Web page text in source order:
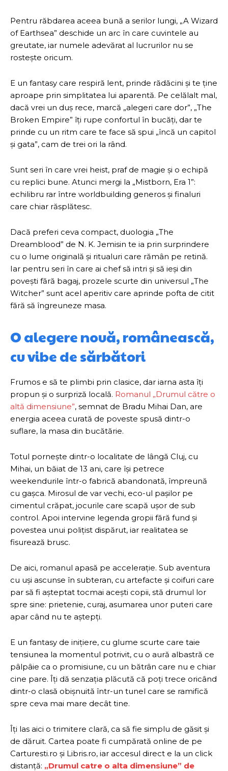
Pentru răbdarea aceea bună a serilor lungi, „A Wizard
of Earthsea” deschide un arc în care cuvintele au
greutate, iar numele adevărat al lucrurilor nu se
rostește oricum.
E un fantasy care respiră lent, prinde rădăcini și te ține
aproape prin simplitatea lui aparentă. Pe celălalt mal,
dacă vrei un duș rece, marcă „alegeri care dor”, „The
Broken Empire” îți rupe confortul în bucăți, dar te
prinde cu un ritm care te face să spui „încă un capitol
și gata”, cam de trei ori la rând.
Sunt seri în care vrei heist, praf de magie și o echipă
cu replici bune. Atunci mergi la „Mistborn, Era 1”:
echilibru rar între worldbuilding generos și finaluri
care chiar răsplătesc.
Dacă preferi ceva compact, duologia „The
Dreamblood” de N. K. Jemisin te ia prin surprindere
cu o lume originală și ritualuri care rămân pe retină.
Iar pentru seri în care ai chef să intri și să ieși din
povești fără bagaj, prozele scurte din universul „The
Witcher” sunt acel aperitiv care aprinde pofta de citit
fără să îngreuneze masa.
O alegere nouă, românească,
cu vibe de sărbători
Frumos e să te plimbi prin clasice, dar iarna asta îți
propun și o surpriză locală. Romanul „Drumul către o
altă dimensiune”, semnat de Bradu Mihai Dan, are
energia aceea curată de poveste spusă dintr-o
suflare, la masa din bucătărie.
Totul pornește dintr-o localitate de lângă Cluj, cu
Mihai, un băiat de 13 ani, care își petrece
weekendurile într-o fabrică abandonată, împreună
cu gașca. Mirosul de var vechi, eco-ul pașilor pe
cimentul crăpat, jocurile care scapă ușor de sub
control. Apoi intervine legenda gropii fără fund și
povestea unui polițist dispărut, iar realitatea se
fisurează brusc.
De aici, romanul apasă pe accelerație. Sub aventura
cu uși ascunse în subteran, cu artefacte și coifuri care
par să fi așteptat tocmai acești copii, stă drumul lor
spre sine: prietenie, curaj, asumarea unor puteri care
apar când nu te aștepți.
E un fantasy de inițiere, cu glume scurte care taie
tensiunea la momentul potrivit, cu o aură albastră ce
pâlpâie ca o promisiune, cu un bătrân care nu e chiar
cine pare. Îți dă senzația plăcută că poți trece oricând
dintr-o clasă obișnuită într-un tunel care se ramifică
spre ceva mai mare decât tine.
Îți las aici o trimitere clară, ca să fie simplu de găsit și
de dăruit. Cartea poate fi cumpărată online de pe
Carturesti.ro și Libris.ro, iar accesul direct e la un click
distanță: „Drumul catre o alta dimensiune” de